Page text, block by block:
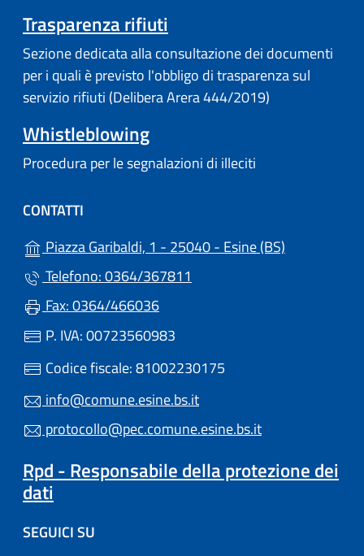
Trasparenza rifiuti
Sezione dedicata alla consultazione dei documenti
per i quali è previsto l'obbligo di trasparenza sul
servizio rifiuti (Delibera Arera 444/2019)
Whistleblowing
Procedura per le segnalazioni di illeciti
CONTATTI
Piazza Garibaldi, 1 - 25040 - Esine (BS)
Telefono: 0364/367811
Fax: 0364/466036
P. IVA: 00723560983
Codice fiscale: 81002230175
info@comune.esine.bs.it
protocollo@pec.comune.esine.bs.it
Rpd - Responsabile della protezione dei
dati
SEGUICI SU